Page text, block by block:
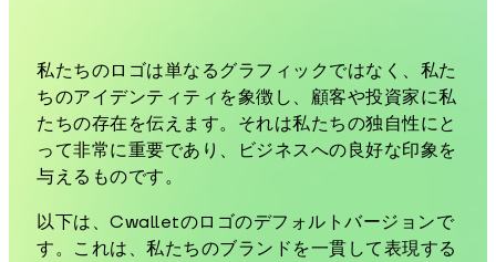
私たちのロゴは単なるグラフィックではなく、私た
ちのアイデンティティを象徴し、顧客や投資家に私
たちの存在を伝えます。それは私たちの独自性にと
って非常に重要であり、ビジネスへの良好な印象を
与えるものです。
以下は、Cwalletのロゴのデフォルトバージョンで
す。これは、私たちのブランドを一貫して表現する